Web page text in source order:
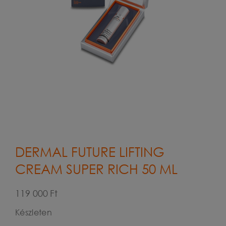
DERMAL FUTURE LIFTING
CREAM SUPER RICH 50 ML
119 000 Ft
Készleten